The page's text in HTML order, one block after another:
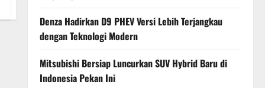
Denza Hadirkan D9 PHEV Versi Lebih Terjangkau
dengan Teknologi Modern
Mitsubishi Bersiap Luncurkan SUV Hybrid Baru di
Indonesia Pekan Ini